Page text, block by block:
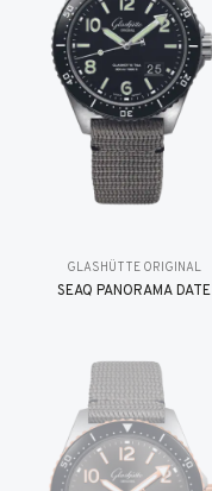
GLASHÜTTE ORIGINAL
SEAQ PANORAMA DATE